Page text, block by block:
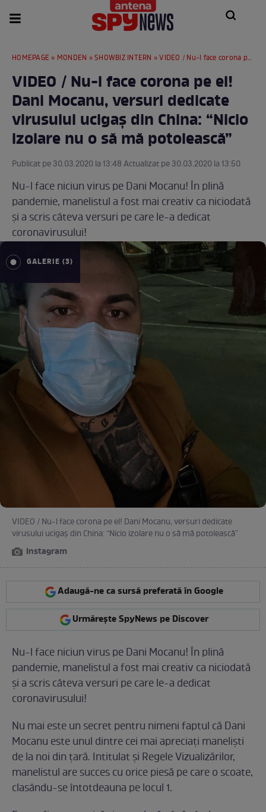
HOMEPAGE » MONDEN »SHOWBIZ INTERN » VIDEO / Nu-l face corona pe el! Dani Mocanu, versuri dedicate virusului ucigaș din China: “Nicio izolare nu o să mă potolească”
VIDEO / Nu-l face corona pe el!
Dani Mocanu, versuri dedicate
virusului ucigaș din China: “Nicio
izolare nu o să mă potolească”
Publicat pe 30.03.2020 la 13:48 Actualizat pe 30.03.2020 la 13:50
Nu-l face niciun virus pe Dani Mocanu! În plină
pandemie, manelistul a fost mai creativ ca niciodată
și a scris câteva versuri pe care le-a dedicat
coronavirusului!
GALERIE (3)
VIDEO / Nu-l face corona pe el! Dani Mocanu, versuri dedicate
virusului ucigaș din China: “Nicio izolare nu o să mă potolească”
Instagram
Adaugă-ne ca sursă preferată în Google
Urmărește SpyNews pe Discover
Nu-l face niciun virus pe Dani Mocanu! În plină
pandemie, manelistul a fost mai creativ ca niciodată
și a scris câteva versuri pe care le-a dedicat
coronavirusului!
Nu mai este un secret pentru nimeni faptul că Dani
Mocanu este unul dintre cei mai apreciați maneliști
de la noi din țară. Intitulat și Regele Vizualizărilor,
manelistul are succes cu orice piesă pe care o scoate,
clasându-se întotdeauna pe locul 1.